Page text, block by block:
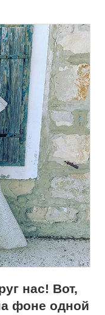
нас! Вот,
фоне одной